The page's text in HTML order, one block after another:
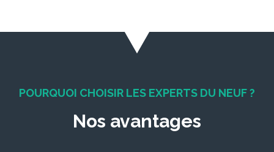
POURQUOI CHOISIR LES EXPERTS DU NEUF ?
Nos avantages